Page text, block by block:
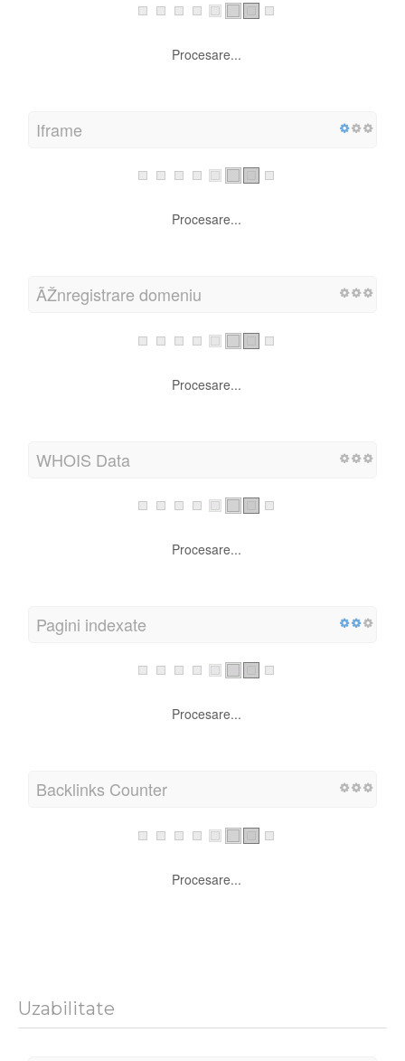
Procesare...
Iframe
Procesare...
ÃŽnregistrare domeniu
Procesare...
WHOIS Data
Procesare...
Pagini indexate
Procesare...
Backlinks Counter
Procesare...
Uzabilitate